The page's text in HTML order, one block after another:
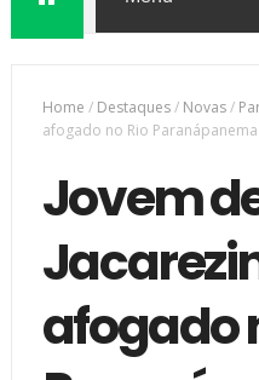
Home / Destaques/ Novas/
afogado no Rio Paranápanema
Jovem
afogado